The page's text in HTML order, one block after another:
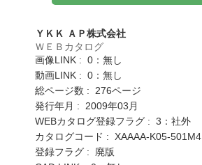
ＹＫＫ ＡＰ株式会社
ＷＥＢカタログ
画像LINK : 0：無し
動画LINK : 0：無し
総ページ数 : 276ページ
発行年月 : 2009年03月
WEBカタログ登録フラグ : 3：社外
カタログコード : XAAAA-K05-501M4
登録フラグ : 廃版